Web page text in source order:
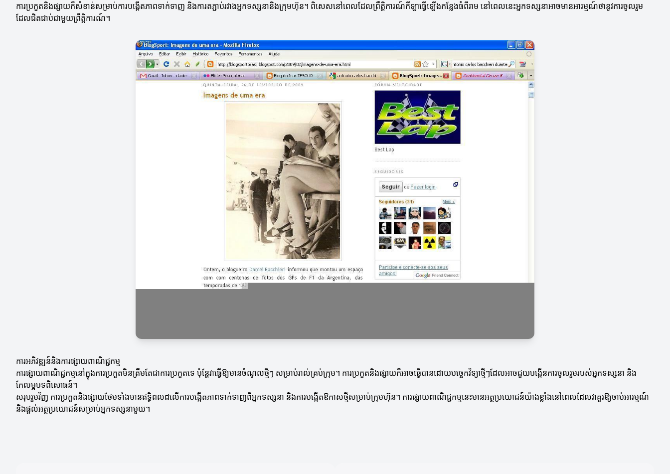
ការប្រកួតនិងផ្សាយក៏សំខាន់សម្រាប់ការបង្កើតភាពទាក់ទាញ និងការតភ្ជាប់រវាងអ្នកទស្សនានិងក្រុមហ៊ុន។ ពិសេសនៅពេលដែលព្រឹត្តិការណ៍កីឡាធ្វើឡើងកន្លែងធំពីរាម នៅពេលនេះអ្នកទស្សនាអាចមានអារម្មណ៍ថានូវការចូលរួម
ដែលជិតជាប់ជាមួយព្រឹត្តិការណ៍។
ការអភិវឌ្ឍន៍និងការផ្សាយពាណិជ្ជកម្ម
ការផ្សាយពាណិជ្ជកម្មនៅក្នុងការប្រកួតមិនត្រឹមតែជាការប្រកួតទេ ប៉ុន្តែវាធ្វើឱ្យមានចំណូលថ្មីៗ សម្រាប់រាល់គ្រប់ក្រុម។ ការប្រកួតនិងផ្សាយក៏អាចធ្វើបានដោយបច្ចេកវិទ្យាថ្មីៗដែលអាចជួយបង្កើនការចូលរួមរបស់អ្នកទស្សនា និង
កែលម្អបទពិសោធន៍។
សរុបរួមវិញ ការប្រកួតនិងផ្សាយថែមទាំងមានឥទ្ធិពលដលើការបង្កើតភាពទាក់ទាញ​ពីអ្នកទស្សនា និងការបង្កើតឱកាសថ្មីសម្រាប់ក្រុមហ៊ុន។ ការផ្សាយពាណិជ្ជកម្មនេះមានអត្ថប្រយោជន៍យ៉ាងខ្លាំងនៅពេលដែលវាគួរឱ្យចាប់អារម្មណ៍
និងផ្តល់អត្ថប្រយោជន៍សម្រាប់អ្នកទស្សនាមួយ។